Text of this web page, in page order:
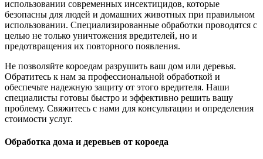
использовании современных инсектицидов, которые
безопасны для людей и домашних животных при правильном
использовании. Специализированные обработки проводятся с
целью не только уничтожения вредителей, но и
предотвращения их повторного появления.
Не позволяйте короедам разрушить ваш дом или деревья.
Обратитесь к нам за профессиональной обработкой и
обеспечьте надежную защиту от этого вредителя. Наши
специалисты готовы быстро и эффективно решить вашу
проблему. Свяжитесь с нами для консультации и определения
стоимости услуг.
Обработка дома и деревьев от короеда